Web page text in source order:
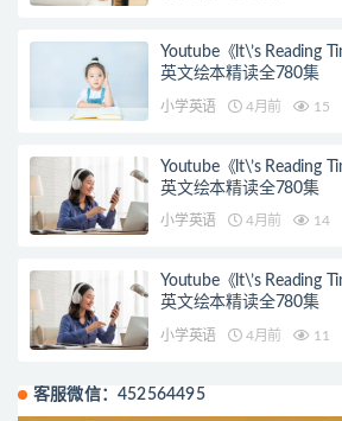
Youtube《lt\’s Reading
英文绘本精读全780集
小学英语 4月前 15
Youtube《lt\’s Reading
英文绘本精读全780集
小学英语 4月前 14
Youtube《lt\’s Reading
英文绘本精读全780集
小学英语 4月前 11
客服微信：452564495